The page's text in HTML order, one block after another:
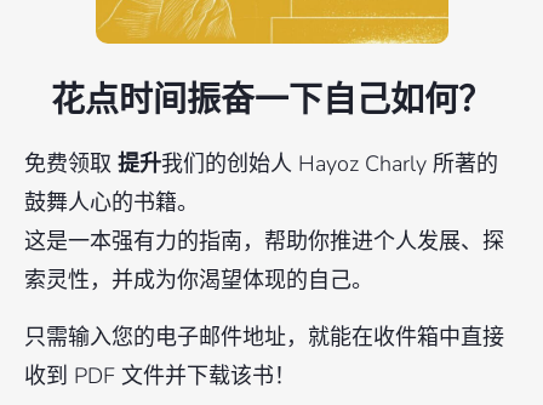
花点时间振奋一下自己如何？
免费领取 提升我们的创始人 Hayoz Charly 所著的
鼓舞人心的书籍。
这是一本强有力的指南，帮助你推进个人发展、探
索灵性，并成为你渴望体现的自己。
只需输入您的电子邮件地址，就能在收件箱中直接
收到 PDF 文件并下载该书！